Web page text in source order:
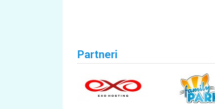
Partneri